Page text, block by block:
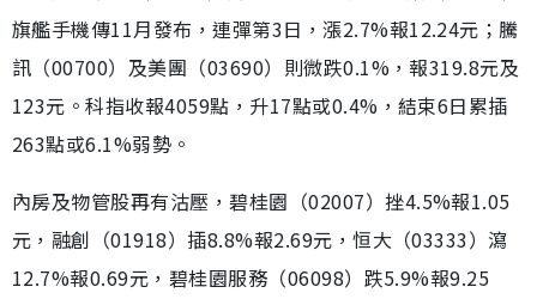
旗艦手機傳11月發布，連彈第3日，漲2.7%報12.24元；騰
訊（00700）及美團（03690）則微跌0.1%，報319.8元及
123元。科指收報4059點，升17點或0.4%，結束6日累插
263點或6.1%弱勢。
內房及物管股再有沽壓，碧桂園（02007）挫4.5%報1.05
元，融創（01918）插8.8%報2.69元，恒大（03333）瀉
12.7%報0.69元，碧桂園服務（06098）跌5.9%報9.25